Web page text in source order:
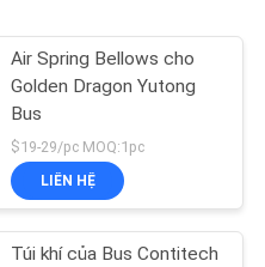
Air Spring Bellows cho
Golden Dragon Yutong
Bus
$19-29/pc MOQ:1pc
LIÊN HỆ
Túi khí của Bus Contitech